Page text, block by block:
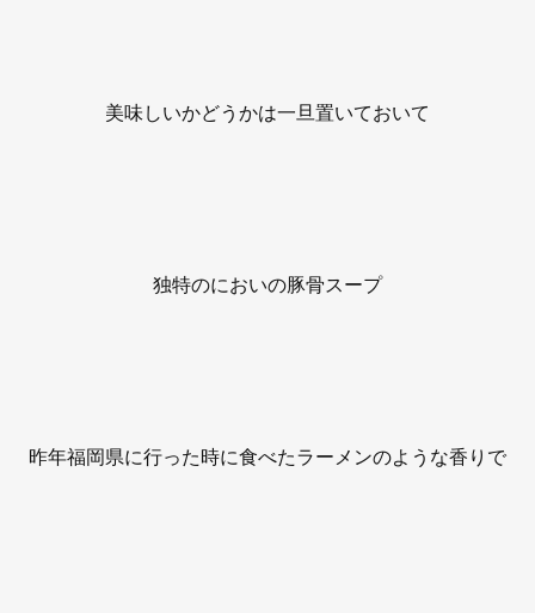
美味しいかどうかは一旦置いておいて
独特のにおいの豚骨スープ
昨年福岡県に行った時に食べたラーメンのような香りで